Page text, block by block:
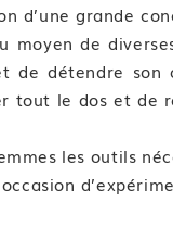
d’une grande
moyen de
de détendre
tout le dos et
les outils